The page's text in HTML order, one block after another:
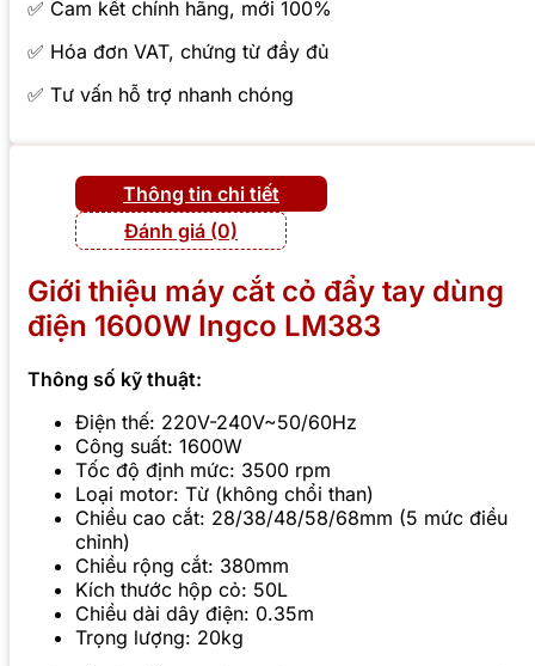
✅ Cam kết chính hãng, mới 100%
✅ Hóa đơn VAT, chứng từ đầy đủ
✅ Tư vấn hỗ trợ nhanh chóng
Thông tin chi tiết
Đánh giá (0)
Giới thiệu máy cắt cỏ đẩy tay dùng
điện 1600W Ingco LM383
Thông số kỹ thuật:
Điện thế: 220V-240V~50/60Hz
Công suất: 1600W
Tốc độ định mức: 3500 rpm
Loại motor: Từ (không chổi than)
Chiều cao cắt: 28/38/48/58/68mm (5 mức điều
chỉnh)
Chiều rộng cắt: 380mm
Kích thước hộp cỏ: 50L
Chiều dài dây điện: 0.35m
Trọng lượng: 20kg